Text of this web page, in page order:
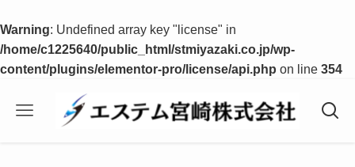
Warning: Undefined array key "license" in
/home/c1225640/public_html/stmiyazaki.co.jp/wp-
content/plugins/elementor-pro/license/api.php on line 354